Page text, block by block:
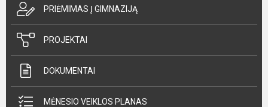
PRIĖMIMAS Į GIMNAZIJĄ
PROJEKTAI
DOKUMENTAI
MĖNESIO VEIKLOS PLANAS